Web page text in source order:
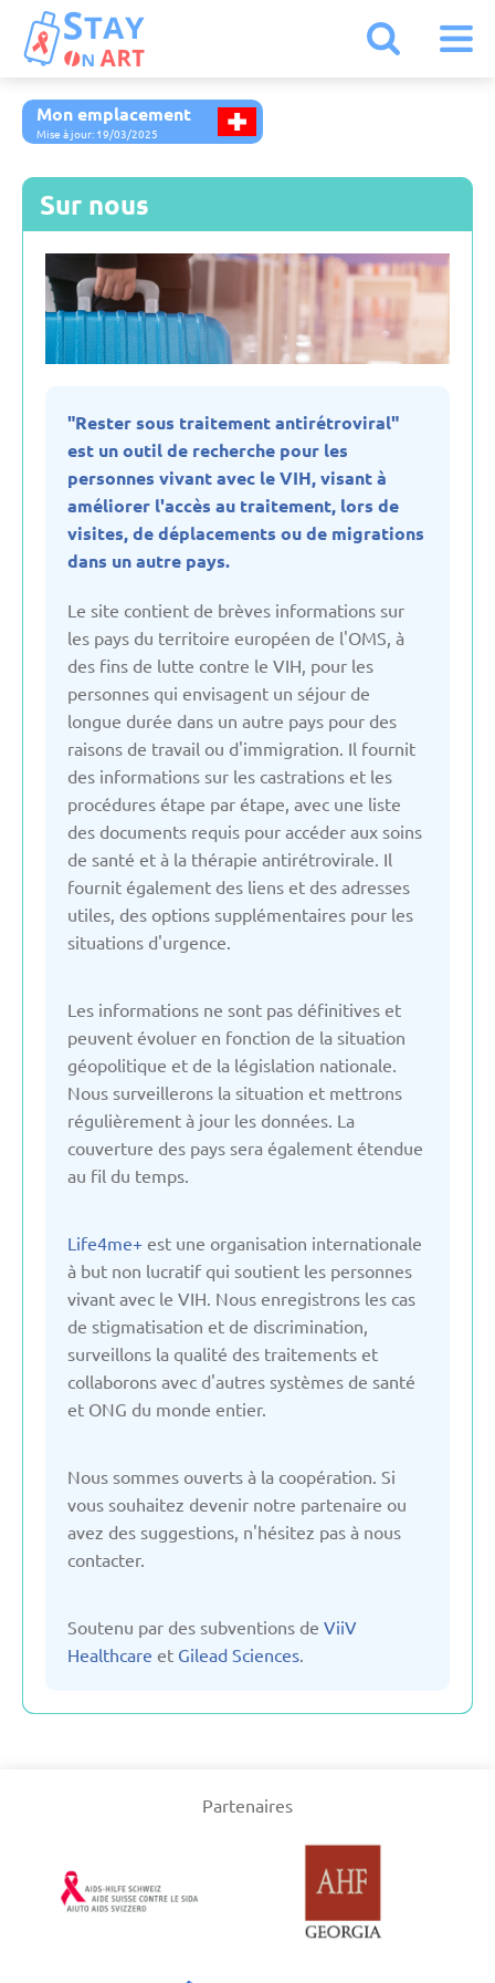
Mon emplacement
Mise à jour: 19/03/2025
Sur nous
"Rester sous traitement antirétroviral"
est un outil de recherche pour les
personnes vivant avec le VIH, visant à
améliorer l'accès au traitement, lors de
visites, de déplacements ou de migrations
dans un autre pays.
Le site contient de brèves informations sur
les pays du territoire européen de l'OMS, à
des fins de lutte contre le VIH, pour les
personnes qui envisagent un séjour de
longue durée dans un autre pays pour des
raisons de travail ou d'immigration. Il fournit
des informations sur les castrations et les
procédures étape par étape, avec une liste
des documents requis pour accéder aux soins
de santé et à la thérapie antirétrovirale. Il
fournit également des liens et des adresses
utiles, des options supplémentaires pour les
situations d'urgence.
Les informations ne sont pas définitives et
peuvent évoluer en fonction de la situation
géopolitique et de la législation nationale.
Nous surveillerons la situation et mettrons
régulièrement à jour les données. La
couverture des pays sera également étendue
au fil du temps.
Life4me+ est une organisation internationale
à but non lucratif qui soutient les personnes
vivant avec le VIH. Nous enregistrons les cas
de stigmatisation et de discrimination,
surveillons la qualité des traitements et
collaborons avec d'autres systèmes de santé
et ONG du monde entier.
Nous sommes ouverts à la coopération. Si
vous souhaitez devenir notre partenaire ou
avez des suggestions, n'hésitez pas à nous
contacter.
Soutenu par des subventions de ViiV
Healthcare et Gilead Sciences.
Kazakhstan
Allemagne
Arménie
Autriche
Biélorussie
Bulgarie
Danemark
Espagne
Estonie
France
Fédération Russe
Géorgie
Italie
Kirghizistan
La slovaquie
Lettonie
Lituanie
Moldavie
Monténégro
Ouzbékistan
Pays-Bas
Suisse
Partenaires